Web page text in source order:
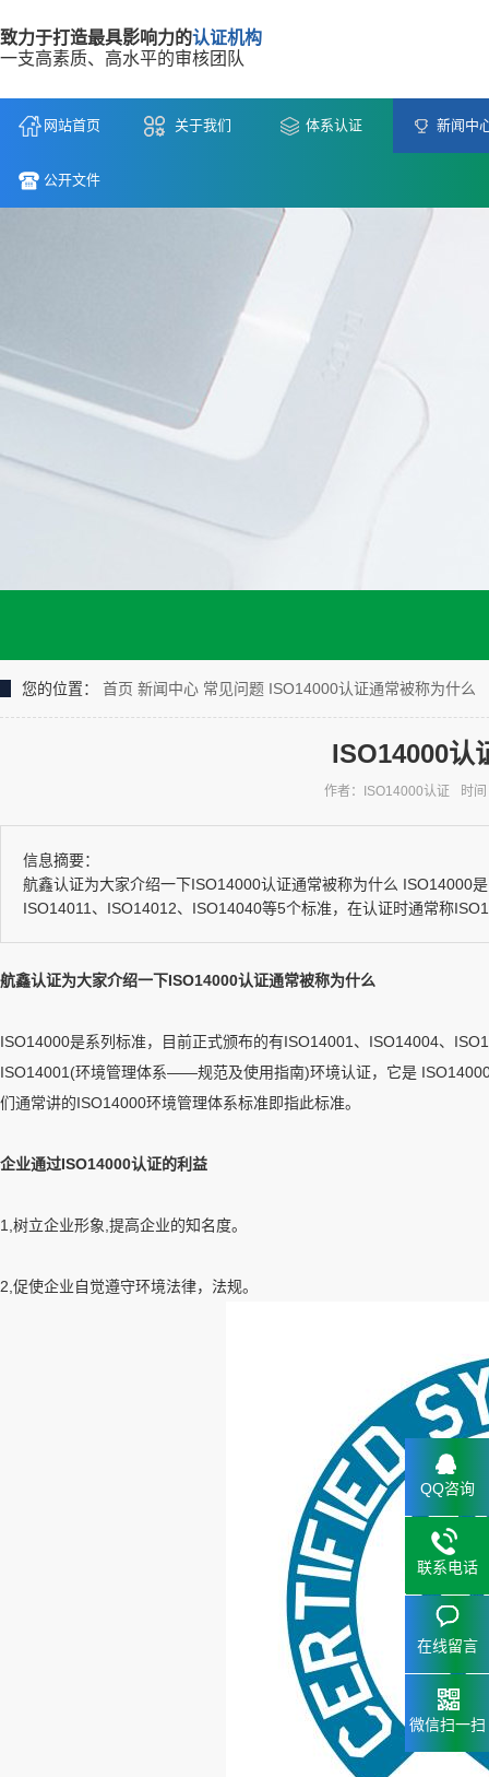
致力于打造最具影响力的认证机构
一支高素质、高水平的审核团队
网站首页 关于我们 体系认证 新闻中
公开文件
您的位置： 首页 新闻中心 常见问题 ISO14000认证通常被称为什么
ISO14000认
作者：ISO14000认证 时
信息摘要：
航鑫认证为大家介绍一下ISO14000认证通常被称为什么 ISO14000
ISO14011、ISO14012、ISO14040等5个标准，在认证时通常称
航鑫认证为大家介绍一下ISO14000认证通常被称为什么
ISO14000是系列标准，目前正式颁布的有ISO14001、ISO14004、
ISO14001(环境管理体系——规范及使用指南)环境认证，它是
们通常讲的ISO14000环境管理体系标准即指此标准。
企业通过ISO14000认证的利益
1,树立企业形象,提高企业的知名度。
2,促使企业自觉遵守环境法律，法规。
QQ咨询
联系电话
在线留言
微信扫一扫